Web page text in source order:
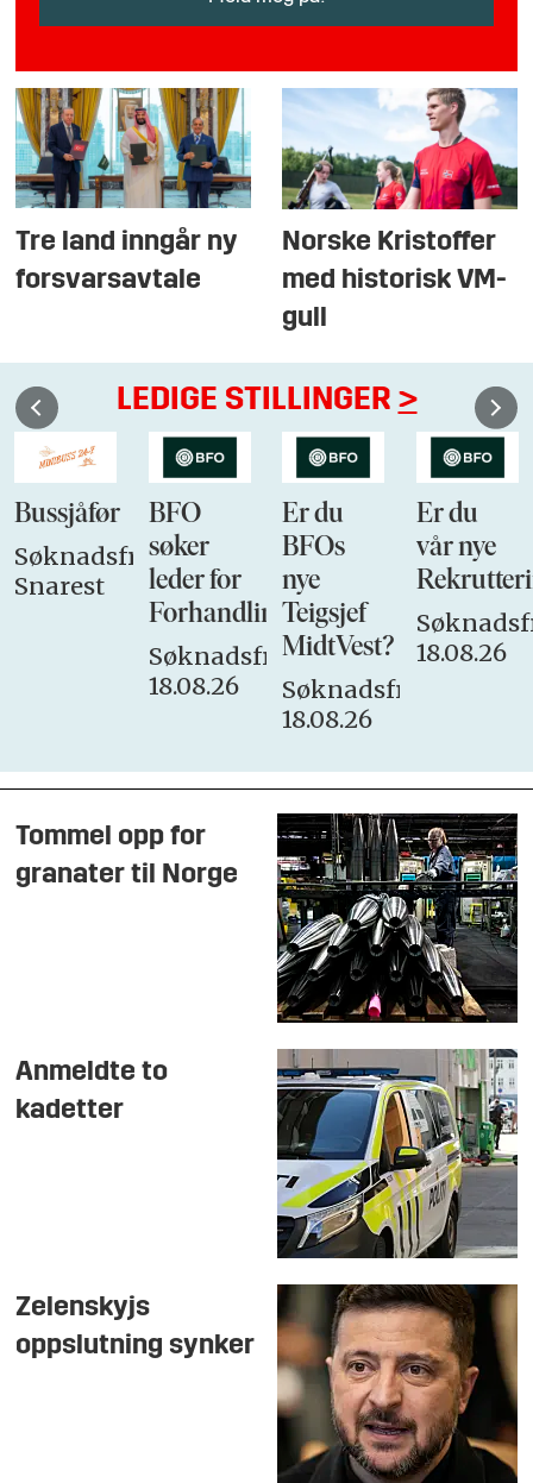
Tre land inngår ny
forsvarsavtale
Norske Kristoffer
med historisk VM-
gull
LEDIGE STILLINGER >
Bussjåfør
Søknadsfrist:
Snarest
BFO
søker
leder for
Forhandlingsutvalget
Søknadsfrist:
18.08.26
Er du
BFOs
nye
Teigsjef
MidtVest?
Søknadsfrist:
18.08.26
Er du
vår nye
18.08.26
Tommel opp for
granater til Norge
Anmeldte to
kadetter
Zelenskyjs
oppslutning synker